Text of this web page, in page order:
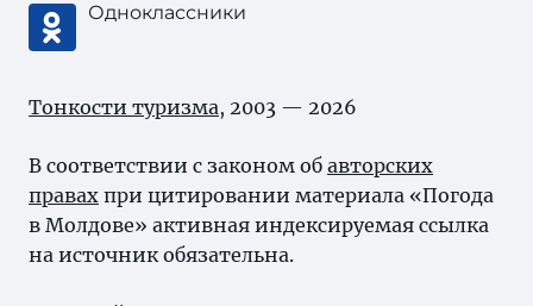
Одноклассники
Тонкости туризма, 2003 — 2026
В соответствии с законом об авторских
правах при цитировании материала «Погода
в Молдове» активная индексируемая ссылка
на источник обязательна.